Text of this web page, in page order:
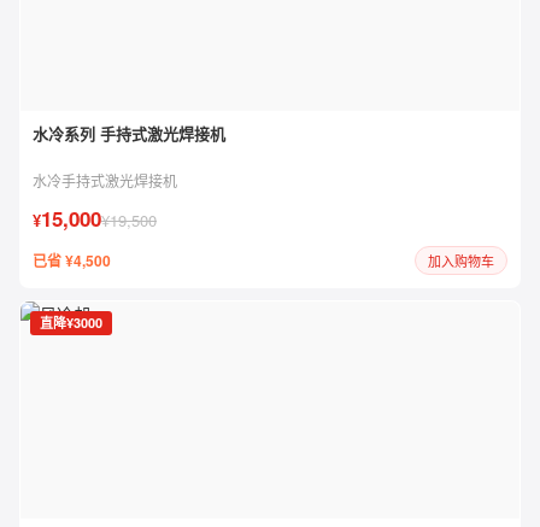
水冷系列 手持式激光焊接机
水冷手持式激光焊接机
¥15,000¥19,500
已省 ¥4,500 加入购物车
直降¥3000